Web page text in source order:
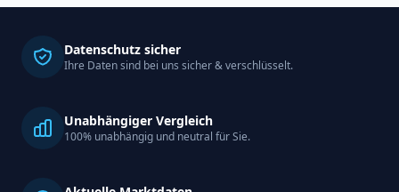
Datenschutz sicher
Ihre Daten sind bei uns sicher & verschlüsselt.
Unabhängiger Vergleich
100% unabhängig und neutral für Sie.